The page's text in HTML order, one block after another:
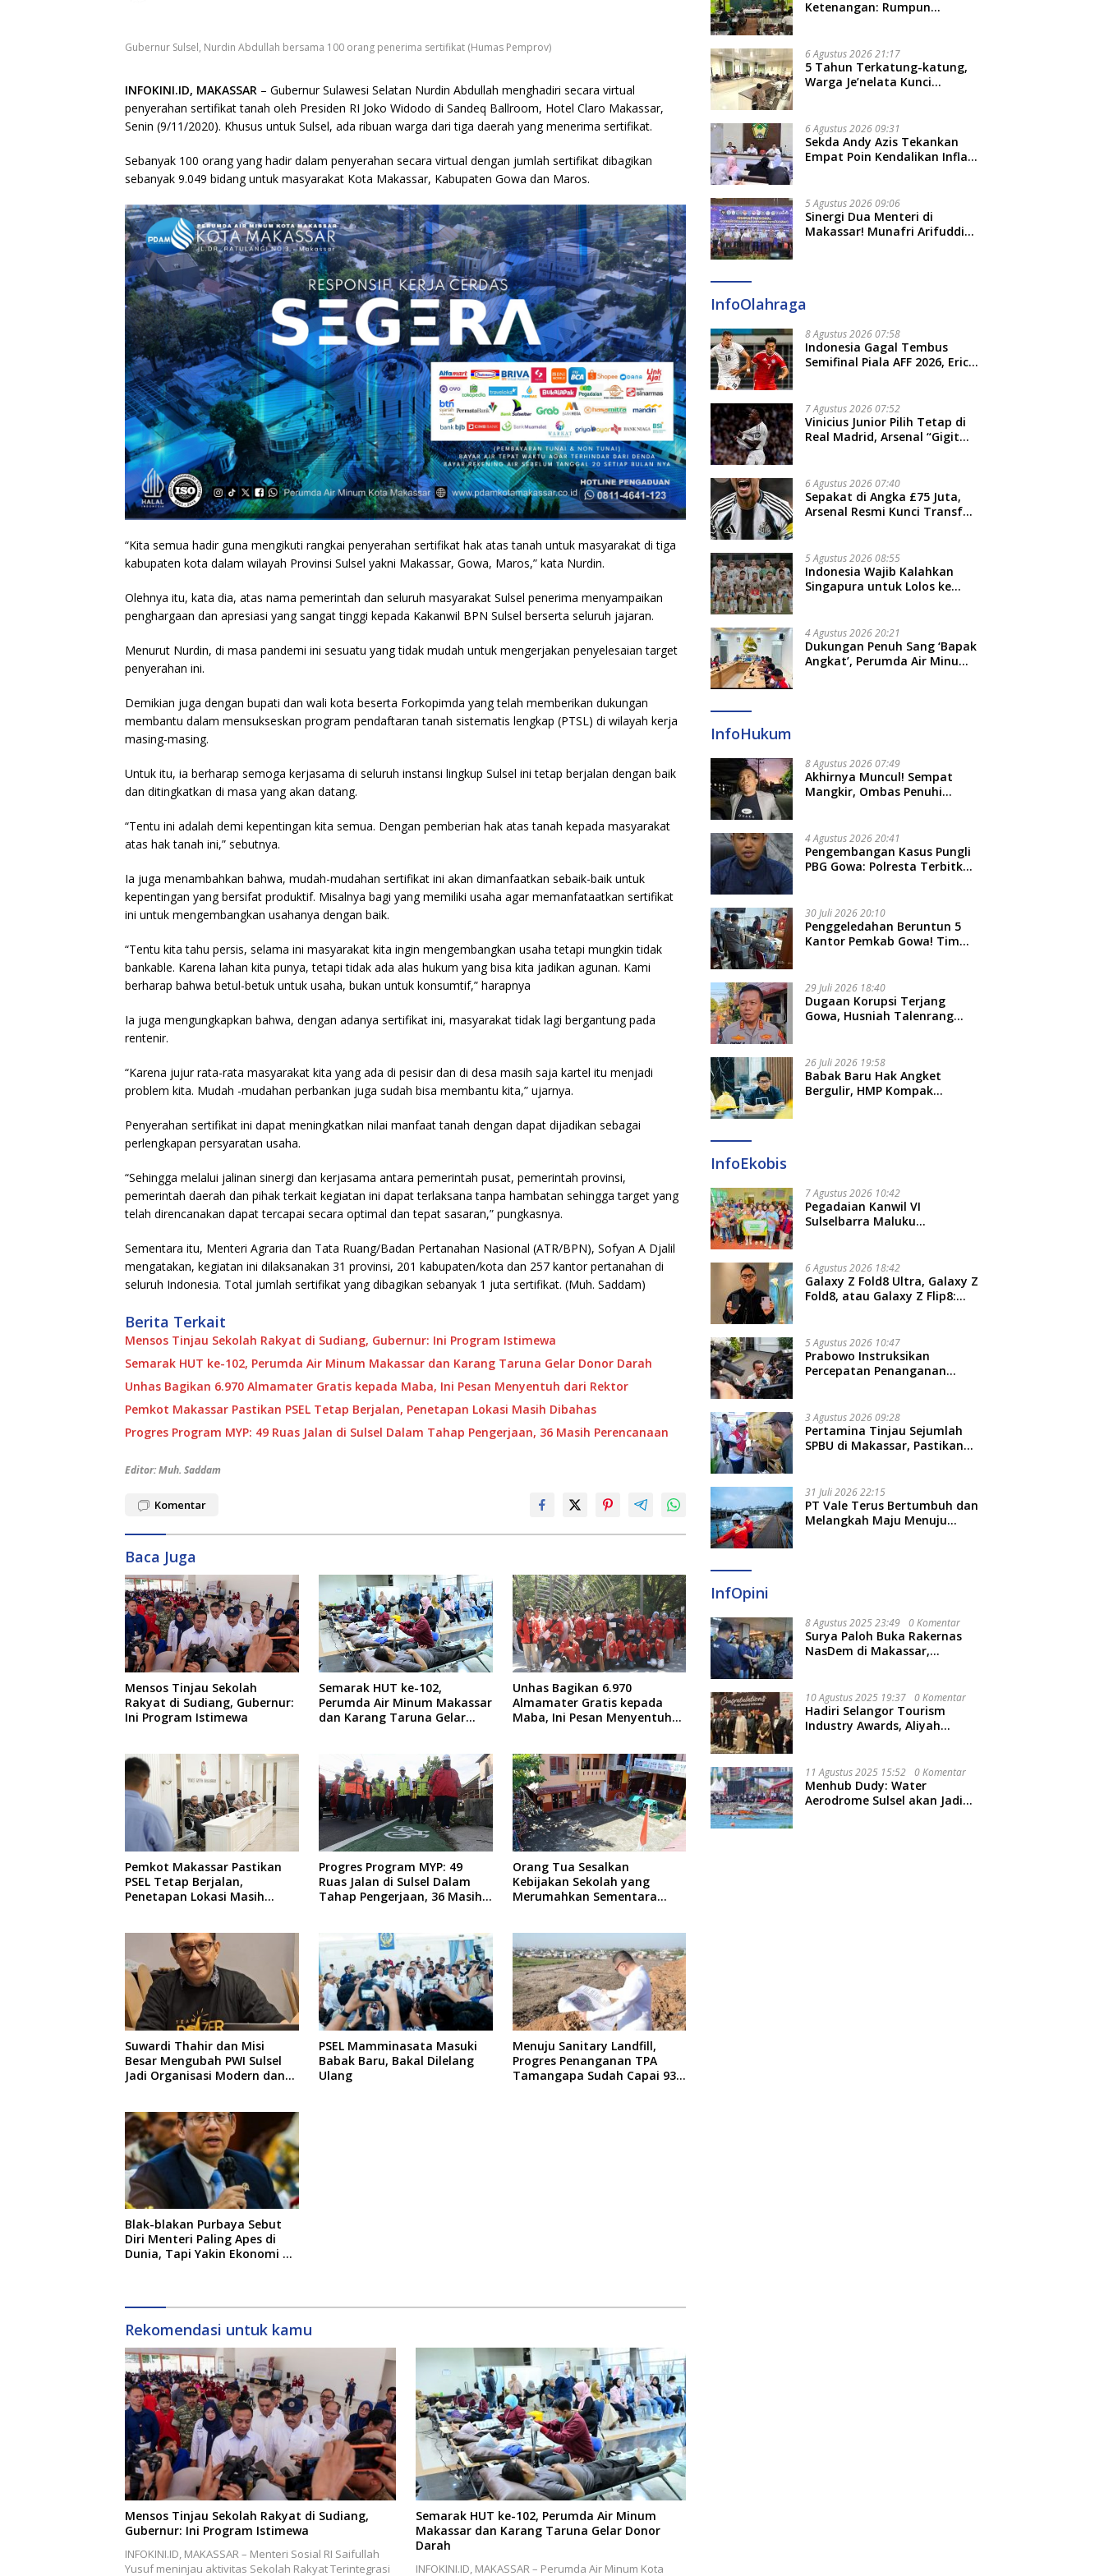
Gubernur Sulsel, Nurdin Abdullah bersama 100 orang penerima sertifikat (Humas Pemprov)
INFOKINI.ID, MAKASSAR – Gubernur Sulawesi Selatan Nurdin Abdullah menghadiri secara virtual
penyerahan sertifikat tanah oleh Presiden RI Joko Widodo di Sandeq Ballroom, Hotel Claro Makassar,
Senin (9/11/2020). Khusus untuk Sulsel, ada ribuan warga dari tiga daerah yang menerima sertifikat.
Sebanyak 100 orang yang hadir dalam penyerahan secara virtual dengan jumlah sertifikat dibagikan
sebanyak 9.049 bidang untuk masyarakat Kota Makassar, Kabupaten Gowa dan Maros.
“Kita semua hadir guna mengikuti rangkai penyerahan sertifikat hak atas tanah untuk masyarakat di tiga
kabupaten kota dalam wilayah Provinsi Sulsel yakni Makassar, Gowa, Maros,” kata Nurdin.
Olehnya itu, kata dia, atas nama pemerintah dan seluruh masyarakat Sulsel penerima menyampaikan
penghargaan dan apresiasi yang sangat tinggi kepada Kakanwil BPN Sulsel berserta seluruh jajaran.
Menurut Nurdin, di masa pandemi ini sesuatu yang tidak mudah untuk mengerjakan penyelesaian target
penyerahan ini.
Demikian juga dengan bupati dan wali kota beserta Forkopimda yang telah memberikan dukungan
membantu dalam mensukseskan program pendaftaran tanah sistematis lengkap (PTSL) di wilayah kerja
masing-masing.
Untuk itu, ia berharap semoga kerjasama di seluruh instansi lingkup Sulsel ini tetap berjalan dengan baik
dan ditingkatkan di masa yang akan datang.
“Tentu ini adalah demi kepentingan kita semua. Dengan pemberian hak atas tanah kepada masyarakat
atas hak tanah ini,” sebutnya.
Ia juga menambahkan bahwa, mudah-mudahan sertifikat ini akan dimanfaatkan sebaik-baik untuk
kepentingan yang bersifat produktif. Misalnya bagi yang memiliki usaha agar memanfataatkan sertifikat
ini untuk mengembangkan usahanya dengan baik.
“Tentu kita tahu persis, selama ini masyarakat kita ingin mengembangkan usaha tetapi mungkin tidak
bankable. Karena lahan kita punya, tetapi tidak ada alas hukum yang bisa kita jadikan agunan. Kami
berharap bahwa betul-betuk untuk usaha, bukan untuk konsumtif,” harapnya
Ia juga mengungkapkan bahwa, dengan adanya sertifikat ini, masyarakat tidak lagi bergantung pada
rentenir.
“Karena jujur rata-rata masyarakat kita yang ada di pesisir dan di desa masih saja kartel itu menjadi
problem kita. Mudah -mudahan perbankan juga sudah bisa membantu kita,” ujarnya.
Penyerahan sertifikat ini dapat meningkatkan nilai manfaat tanah dengan dapat dijadikan sebagai
perlengkapan persyaratan usaha.
“Sehingga melalui jalinan sinergi dan kerjasama antara pemerintah pusat, pemerintah provinsi,
pemerintah daerah dan pihak terkait kegiatan ini dapat terlaksana tanpa hambatan sehingga target yang
telah direncanakan dapat tercapai secara optimal dan tepat sasaran,” pungkasnya.
Sementara itu, Menteri Agraria dan Tata Ruang/Badan Pertanahan Nasional (ATR/BPN), Sofyan A Djalil
mengatakan, kegiatan ini dilaksanakan 31 provinsi, 201 kabupaten/kota dan 257 kantor pertanahan di
seluruh Indonesia. Total jumlah sertifikat yang dibagikan sebanyak 1 juta sertifikat. (Muh. Saddam)
Berita Terkait
Mensos Tinjau Sekolah Rakyat di Sudiang, Gubernur: Ini Program Istimewa
Semarak HUT ke-102, Perumda Air Minum Makassar dan Karang Taruna Gelar Donor Darah
Unhas Bagikan 6.970 Almamater Gratis kepada Maba, Ini Pesan Menyentuh dari Rektor
Pemkot Makassar Pastikan PSEL Tetap Berjalan, Penetapan Lokasi Masih Dibahas
Progres Program MYP: 49 Ruas Jalan di Sulsel Dalam Tahap Pengerjaan, 36 Masih Perencanaan
Editor: Muh. Saddam
Komentar
Baca Juga
Mensos Tinjau Sekolah
Rakyat di Sudiang, Gubernur:
Ini Program Istimewa
Semarak HUT ke-102,
Perumda Air Minum Makassar
dan Karang Taruna Gelar
Unhas Bagikan 6.970
Almamater Gratis kepada
Maba, Ini Pesan Menyentuh
Pemkot Makassar Pastikan
PSEL Tetap Berjalan,
Penetapan Lokasi Masih
Progres Program MYP: 49
Ruas Jalan di Sulsel Dalam
Tahap Pengerjaan, 36 Masih
Orang Tua Sesalkan
Kebijakan Sekolah yang
Merumahkan Sementara
Suwardi Thahir dan Misi
Besar Mengubah PWI Sulsel
Jadi Organisasi Modern dan
PSEL Mamminasata Masuki
Babak Baru, Bakal Dilelang
Ulang
Menuju Sanitary Landfill,
Progres Penanganan TPA
Tamangapa Sudah Capai 93
Blak-blakan Purbaya Sebut
Diri Menteri Paling Apes di
Dunia, Tapi Yakin Ekonomi RI
Rekomendasi untuk kamu
Mensos Tinjau Sekolah Rakyat di Sudiang,
Gubernur: Ini Program Istimewa
INFOKINI.ID, MAKASSAR – Menteri Sosial RI Saifullah
Yusuf meninjau aktivitas Sekolah Rakyat Terintegrasi
Semarak HUT ke-102, Perumda Air Minum
Makassar dan Karang Taruna Gelar Donor
Darah
INFOKINI.ID, MAKASSAR – Perumda Air Minum Kota
Ketenangan: Rumpun
Sepihak, Tekankan Jalur
Musyawarah, Ingatkan Soal
Adat dan Adab
6 Agustus 2026 21:17
5 Tahun Terkatung-katung,
Warga Je’nelata Kunci
6 Agustus 2026 09:31
Sekda Andy Azis Tekankan
Empat Poin Kendalikan Inflasi
5 Agustus 2026 09:06
Sinergi Dua Menteri di
Makassar! Munafri Arifuddin
InfoOlahraga
8 Agustus 2026 07:58
Indonesia Gagal Tembus
Semifinal Piala AFF 2026, Erick
7 Agustus 2026 07:52
Vinicius Junior Pilih Tetap di
Real Madrid, Arsenal “Gigit
6 Agustus 2026 07:40
Sepakat di Angka £75 Juta,
Arsenal Resmi Kunci Transfer
5 Agustus 2026 08:55
Indonesia Wajib Kalahkan
Singapura untuk Lolos ke
4 Agustus 2026 20:21
Dukungan Penuh Sang ‘Bapak
Angkat’, Perumda Air Minum
InfoHukum
8 Agustus 2026 07:49
Akhirnya Muncul! Sempat
Mangkir, Ombas Penuhi
Pertanyaan
4 Agustus 2026 20:41
Pengembangan Kasus Pungli
PBG Gowa: Polresta Terbitkan
30 Juli 2026 20:10
Penggeledahan Beruntun 5
Kantor Pemkab Gowa! Tim
Rp16 Miliar
29 Juli 2026 18:40
Dugaan Korupsi Terjang
Gowa, Husniah Talenrang
26 Juli 2026 19:58
​Babak Baru Hak Angket
Bergulir, HMP Kompak
InfoEkobis
7 Agustus 2026 10:42
Pegadaian Kanwil VI
Sulselbarra Maluku
Masyarakat
6 Agustus 2026 18:42
Galaxy Z Fold8 Ultra, Galaxy Z
Fold8, atau Galaxy Z Flip8:
5 Agustus 2026 10:47
Prabowo Instruksikan
Percepatan Penanganan
3 Agustus 2026 09:28
Pertamina Tinjau Sejumlah
SPBU di Makassar, Pastikan
31 Juli 2026 22:15
PT Vale Terus Bertumbuh dan
Melangkah Maju Menuju
InfOpini
8 Agustus 2025 23:49 0 Komentar
Surya Paloh Buka Rakernas
NasDem di Makassar,
10 Agustus 2025 19:37 0 Komentar
Hadiri Selangor Tourism
Industry Awards, Aliyah
11 Agustus 2025 15:52 0 Komentar
Menhub Dudy: Water
Aerodrome Sulsel akan Jadi